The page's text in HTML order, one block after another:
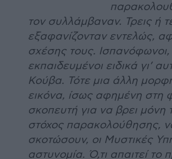
τον συλλάμβαναν. Τρεις ή
εξαφανίζονταν εντελώς,
σχέσης τους.
εκπαιδευμένοι ειδικά γι’
Κούβα. Τότε μια άλλη
εικόνα, ίσως αφημένη στη
σκοπευτή για να βρει μόνη
στόχος παρακολούθησης,
σκοτώσουν, οι Μυστικές
αστυνομία. Ό,τι απαιτεί